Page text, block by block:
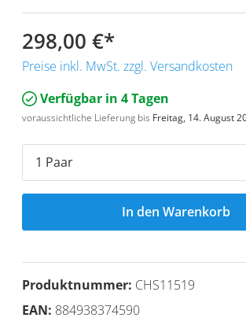
298,00 €*
Preise inkl. MwSt. zzgl. Versandkosten
Verfügbar in 4 Tagen
voraussichtliche Lieferung bis Freitag, 14. August
In den Warenkorb
Produktnummer: CHS11519
EAN: 884938374590